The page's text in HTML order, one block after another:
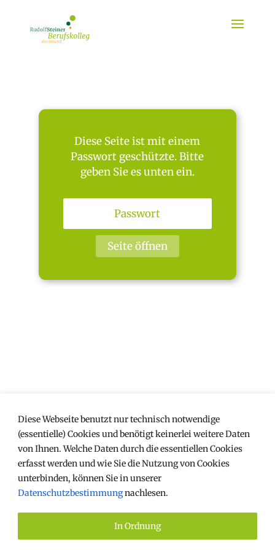
Diese Webseite benutzt nur technisch notwendige
(essentielle) Cookies und benötigt keinerlei weitere Daten
von Ihnen. Welche Daten durch die essentiellen Cookies
erfasst werden und wie Sie die Nutzung von Cookies
unterbinden, können Sie in unserer
Datenschutzbestimmungnachlesen.
In Ordnung
Diese Seite ist mit einem
Passwort geschützte. Bitte
geben Sie es unten ein.
Seite öffnen
IMPRESSUM